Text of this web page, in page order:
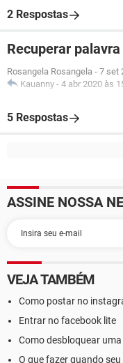
2 Respostas
Recuperar
Rosangela Rosangela - 7 set
Kauanny - 4 abr 2020 às
5 Respostas
ASSINE NOSSA
VEJA TAMBÉM
Como postar no
Entrar no facebook lite
Como desbloquear
O que fazer quando